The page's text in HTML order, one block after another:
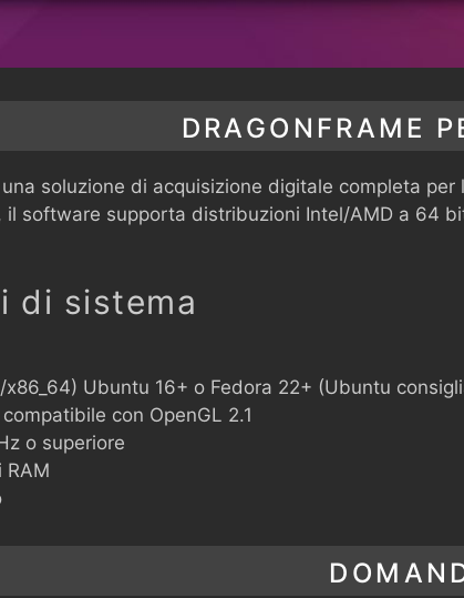
DRAGONFRAME
soluzione di acquisizione digitale completa
il software supporta distribuzioni Intel/AMD a 64
di sistema
Ubuntu 16+ o Fedora 22+ (Ubuntu
con OpenGL 2.1
o superiore
RAM